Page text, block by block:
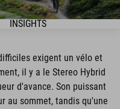
INSIGHTS
exigent un vélo et
il y a le Stereo Hybrid
d'avance. Son puissant
au sommet, tandis qu'une